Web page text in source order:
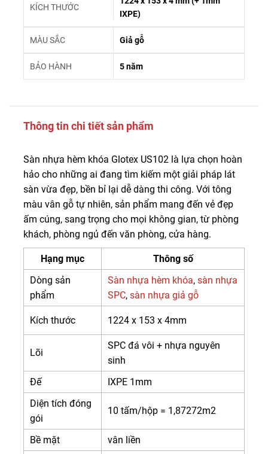
KÍCH THƯỚC
IXPE)
MÀU SẮC Giả gỗ
BẢO HÀNH 5 năm
Thông tin chi tiết sản phẩm
Sàn nhựa hèm khóa Glotex US102 là lựa chọn hoàn
hảo cho những ai đang tìm kiếm một giải pháp lát
sàn vừa đẹp, bền bỉ lại dễ dàng thi công. Với tông
màu vân gỗ tự nhiên, sản phẩm mang đến vẻ đẹp
ấm cúng, sang trọng cho mọi không gian, từ phòng
khách, phòng ngủ đến văn phòng, cửa hàng.
Hạng mục
Thông số
Dòng sản
phẩm
Sàn nhựa hèm khóa, sàn nhựa
SPC, sàn nhựa giả gỗ
Kích thước 1224 x 153 x 4mm
Lõi
SPC đá vôi + nhựa nguyên
sinh
Đế
IXPE 1mm
Diện tích đóng
gói
10 tấm/hộp = 1,87272m2
Bề mặt
vân liền